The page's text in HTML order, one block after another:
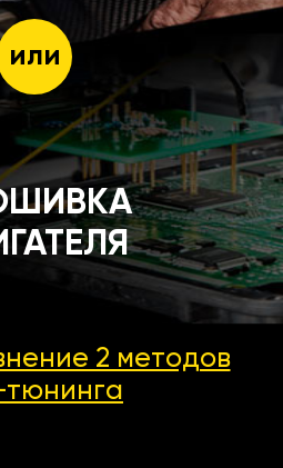
или
2 методов
тюнинга